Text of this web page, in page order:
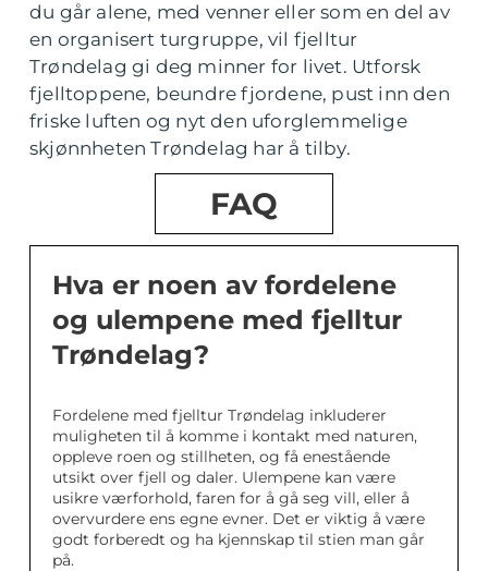
du går alene, med venner eller som en del av
en organisert turgruppe, vil fjelltur
Trøndelag gi deg minner for livet. Utforsk
fjelltoppene, beundre fjordene, pust inn den
friske luften og nyt den uforglemmelige
skjønnheten Trøndelag har å tilby.
FAQ
Hva er noen av fordelene
og ulempene med fjelltur
Trøndelag?
Fordelene med fjelltur Trøndelag inkluderer
muligheten til å komme i kontakt med naturen,
oppleve roen og stillheten, og få enestående
utsikt over fjell og daler. Ulempene kan være
usikre værforhold, faren for å gå seg vill, eller å
overvurdere ens egne evner. Det er viktig å være
godt forberedt og ha kjennskap til stien man går
på.